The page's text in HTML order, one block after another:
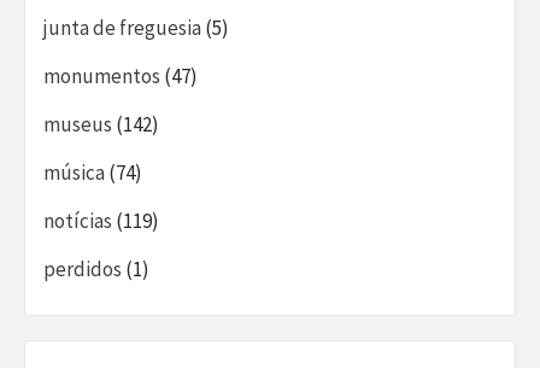
junta de freguesia(5)
monumentos (47)
museus (142)
música(74)
notícias (119)
perdidos (1)